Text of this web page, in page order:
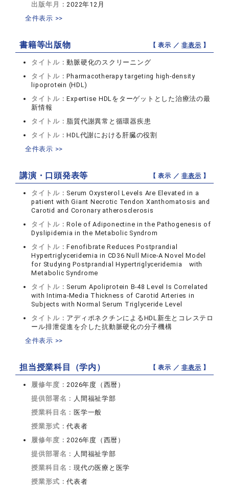
出版年月：2022年12月
全件表示 >>
書籍等出版物 【 表示 ／非表示 】
タイトル：動脈硬化のスクリーニング
タイトル：Pharmacotherapy targeting high-density
lipoprotein (HDL)
タイトル：Expertise HDLをターゲットとした治療法の最
新情報
タイトル： 脂質代謝異常と循環器疾患
タイトル：HDL代謝における肝臓の役割
全件表示 >>
講演・口頭発表等 【 表示 ／非表示 】
タイトル： Serum Oxysterol Levels Are Elevated in a
patient with Giant Necrotic Tendon Xanthomatosis and
Carotid and Coronary atherosclerosis
タイトル：Role of Adiponectine in the Pathogenesis of
Dyslipidemia in the Metabolic Syndrom
タイトル：Fenofibrate Reduces Postprandial
Hypertriglyceridemia in CD36 Null Mice-A Novel Model
for Studying Postprandial Hypertriglyceridemia with
Metabolic Syndrome
タイトル： Serum Apoliprotein B-48 Level Is Correlated
with Intima-Media Thickness of Carotid Arteries in
Subjects with Normal Serum Triglyceride Level
タイトル： アディポネクチンによるHDL新生とコレステロ
ール排泄促進を介した抗動脈硬化の分子機構
全件表示 >>
担当授業科目（学内） 【 表示 ／非表示 】
履修年度：2026年度（西暦）
提供部署名： 人間福祉学部
授業科目名： 医学一般
授業形式：代表者
履修年度：2026年度（西暦）
提供部署名： 人間福祉学部
授業科目名：現代の医療と医学
授業形式：代表者